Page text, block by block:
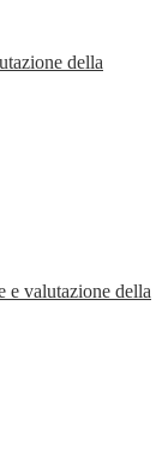
della
e valutazione della